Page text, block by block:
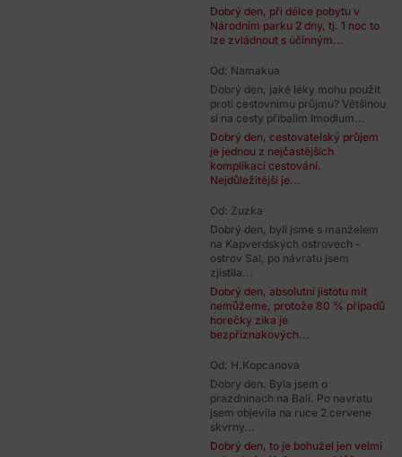
Dobrý den, při délce pobytu v
Národním parku 2 dny, tj. 1 noc to
lze zvládnout s účinným...
Od: Namakua
Dobrý den, jaké léky mohu použít
proti cestovnímu průjmu? Většinou
si na cesty přibalím Imodium...
Dobrý den, cestovatelský průjem
je jednou z nejčastějších
komplikací cestování.
Nejdůležitější je...
Od: Zuzka
Dobrý den, byli jsme s manželem
na Kapverdských ostrovech -
ostrov Sal, po návratu jsem
zjistila...
Dobrý den, absolutní jistotu mít
nemůžeme, protože 80 % případů
horečky zika je
bezpříznakových...
Od: H.Kopcanova
Dobry den. Byla jsem o
prazdninach na Bali. Po navratu
jsem objevila na ruce 2 cervene
skvrny...
Dobrý den, to je bohužel jen velmi